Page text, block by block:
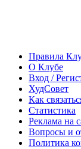
Правила
О Клубе
Вход /
ХудСовет
Как
Статистика
Реклама на
Вопросы и
Политика